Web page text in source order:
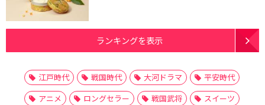
ランキングを表示
江戸時代 戦国時代 大河ドラマ
平安時代
アニメ
ロングセラー 戦国武将
スイーツ